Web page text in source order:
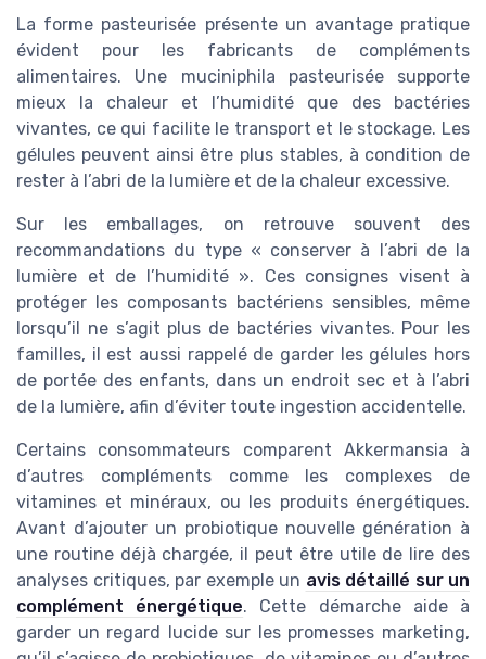
La forme pasteurisée présente un avantage pratique
évident pour les fabricants de compléments
alimentaires. Une muciniphila pasteurisée supporte
mieux la chaleur et l’humidité que des bactéries
vivantes, ce qui facilite le transport et le stockage. Les
gélules peuvent ainsi être plus stables, à condition de
rester à l’abri de la lumière et de la chaleur excessive.
Sur les emballages, on retrouve souvent des
recommandations du type « conserver à l’abri de la
lumière et de l’humidité ». Ces consignes visent à
protéger les composants bactériens sensibles, même
lorsqu’il ne s’agit plus de bactéries vivantes. Pour les
familles, il est aussi rappelé de garder les gélules hors
de portée des enfants, dans un endroit sec et à l’abri
de la lumière, afin d’éviter toute ingestion accidentelle.
Certains consommateurs comparent Akkermansia à
d’autres compléments comme les complexes de
vitamines et minéraux, ou les produits énergétiques.
Avant d’ajouter un probiotique nouvelle génération à
une routine déjà chargée, il peut être utile de lire des
analyses critiques, par exemple un avis détaillé sur un
complément énergétique. Cette démarche aide à
garder un regard lucide sur les promesses marketing,